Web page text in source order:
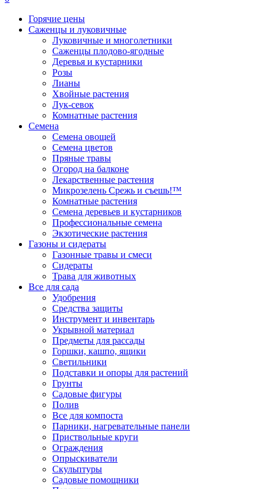
Горячие цены
Саженцы и луковичные
Луковичные и многолетники
Саженцы плодово-ягодные
Деревья и кустарники
Розы
Лианы
Хвойные растения
Лук-севок
Комнатные растения
Семена
Семена овощей
Семена цветов
Пряные травы
Огород на балконе
Лекарственные растения
Микрозелень Срежь и съешь!™
Комнатные растения
Семена деревьев и кустарников
Профессиональные семена
Экзотические растения
Газоны и сидераты
Газонные травы и смеси
Сидераты
Трава для животных
Все для сада
Удобрения
Средства защиты
Инструмент и инвентарь
Укрывной материал
Предметы для рассады
Горшки, кашпо, ящики
Светильники
Подставки и опоры для растений
Грунты
Садовые фигуры
Полив
Все для компоста
Парники, нагревательные панели
Приствольные круги
Ограждения
Опрыскиватели
Скульптуры
Садовые помощники